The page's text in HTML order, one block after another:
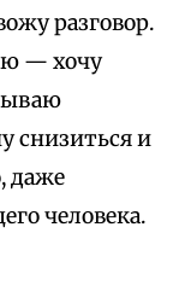
разговор.
— хочу
снизиться и
даже
человека.